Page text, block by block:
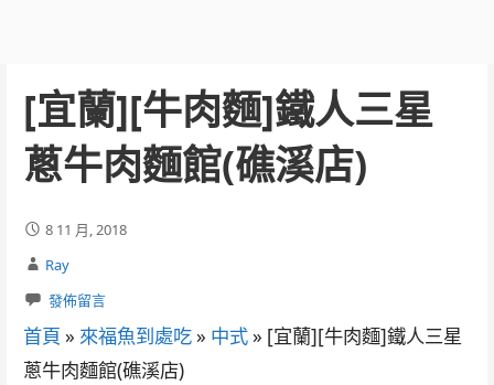
[宜蘭][牛肉麵]鐵人三星
蔥牛肉麵館(礁溪店)
8 11 月, 2018
Ray
發佈留言
首頁 » 來福魚到處吃» 中式» [宜蘭][牛肉麵]鐵人三星
蔥牛肉麵館(礁溪店)